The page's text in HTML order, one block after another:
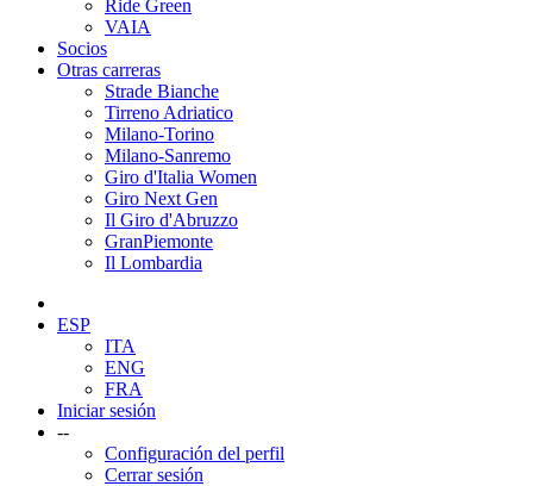
Ride Green
VAIA
Socios
Otras carreras
Strade Bianche
Tirreno Adriatico
Milano-Torino
Milano-Sanremo
Giro d'Italia Women
Giro Next Gen
Il Giro d'Abruzzo
GranPiemonte
Il Lombardia
ESP
ITA
ENG
FRA
Iniciar sesión
--
Configuración del perfil
Cerrar sesión